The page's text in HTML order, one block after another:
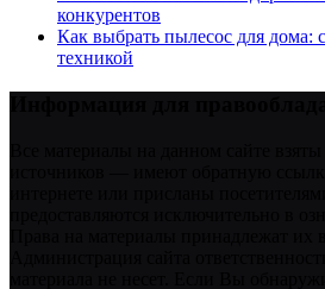
конкурентов
Как выбрать пылесос для дома:
техникой